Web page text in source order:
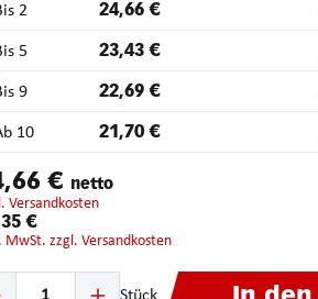
2 24,66 €
5 23,43 €
9 22,69 €
10 21,70 €
€ netto
Versandkosten
€
MwSt. zzgl. Versandkosten
Anzahl: Gib den gewünschten Wert ein oder
Stück